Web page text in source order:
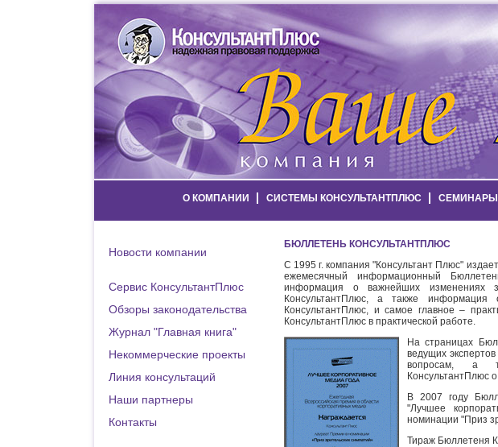
О КОМПАНИИ СИСТЕМЫ КОНСУЛЬТАНТПЛЮС СЕМИНАРЫ
Новости компании
Сервис КонсультантПлюс
Обзоры законодательства
Журнал "Главная книга"
Некоммерческие проекты
Линия консультаций
Наши партнеры
Контакты
БЮЛЛЕТЕНЬ КОНСУЛЬТАНТПЛЮС
С 1995 г. компания "Консультант Плюс"
ежемесячный информационный
информация о важнейших изменениях
КонсультантПлюс, а также
КонсультантПлюс, и самое главное –
КонсультантПлюс в практической работе.
На страницах
ведущих
вопросам, а
КонсультантПлюс
В 2007 году
"Лучшее
номинации "Приз
Тираж Бюллетеня